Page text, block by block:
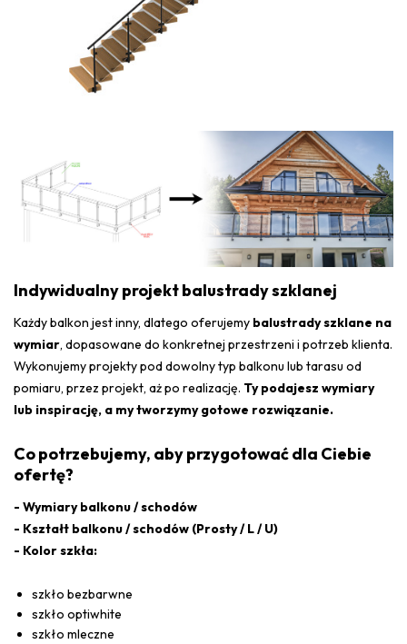
Indywidualny projekt balustrady szklanej
Każdy balkon jest inny, dlatego oferujemy balustrady szklane na
wymiar, dopasowane do konkretnej przestrzeni i potrzeb klienta.
Wykonujemy projekty pod dowolny typ balkonu lub tarasu od
pomiaru, przez projekt, aż po realizację. Ty podajesz wymiary
lub inspirację, a my tworzymy gotowe rozwiązanie.
Co potrzebujemy, aby przygotować dla Ciebie
ofertę?
- Wymiary balkonu / schodów
- Kształt balkonu / schodów (Prosty / L / U)
- Kolor szkła:
szkło bezbarwne
szkło optiwhite
szkło mleczne